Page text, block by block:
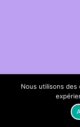
Nous utilisons des